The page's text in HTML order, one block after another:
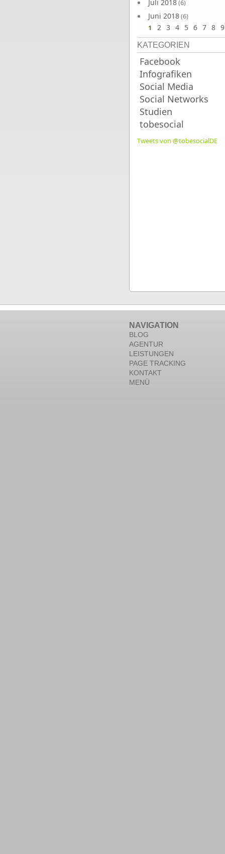
Juli 2018(6)
Juni 2018(6)
1 2 3 4 5 6 7 8 9
KATEGORIEN
Facebook
Infografiken
Social Media
Social Networks
Studien
tobesocial
Tweets von @tobesocialDE
NAVIGATION
BLOG
AGENTUR
LEISTUNGEN
PAGE TRACKING
KONTAKT
MENÜ